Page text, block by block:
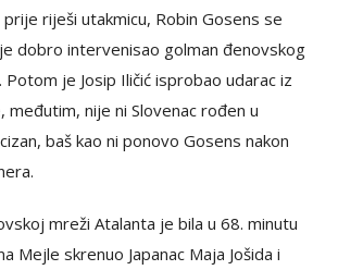
riješi utakmicu, Robin Gosens se
dobro intervenisao golman đenovskog
Potom je Josip Iličić isprobao udarac iz
međutim, nije ni Slovenac rođen u
baš kao ni ponovo Gosens nakon
mreži Atalanta je bila u 68. minutu
Mejle skrenuo Japanac Maja Jošida i